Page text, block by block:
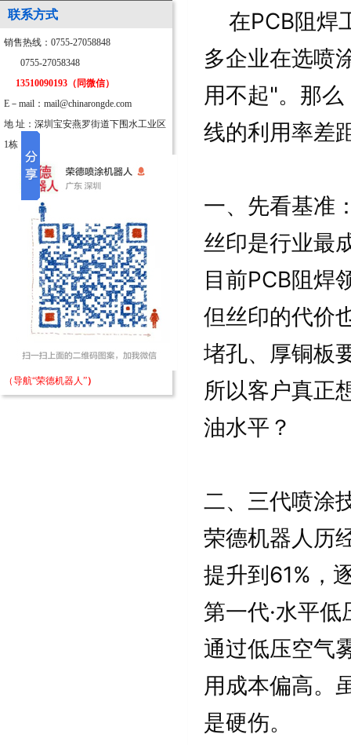
联系方式
销售热线：0755-27058848
0755-27058348
13510090193（同微信）
E－mail：mail@chinarongde.com
地 址：深圳宝安燕罗街道下围水工业区
1栋
（导航“荣德机器人”）
在PCB阻焊
多企业在选喷
用不起"。那
线的利用率差
一、先看基准
丝印是行业最
目前PCB阻焊
但丝印的代价
堵孔、厚铜板
所以客户真正
油水平？
二、三代喷涂
荣德机器人历
提升到61%，
第一代·水平
通过低压空气
用成本偏高。
是硬伤。